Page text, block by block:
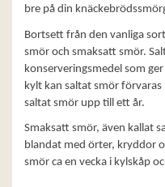
bre på din
Bortsett från den vanliga
smör och smaksatt smör.
konserveringsmedel som
kylt kan saltat smör
saltat smör upp till ett år.
Smaksatt smör, även kallat
blandat med örter, kryddor
smör ca en vecka i kylskåp